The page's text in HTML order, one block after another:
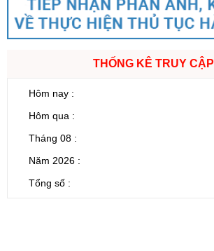
THỐNG KÊ TRUY CẬP
Hôm nay :
Hôm qua :
Tháng 08 :
Năm 2026 :
Tổng số :